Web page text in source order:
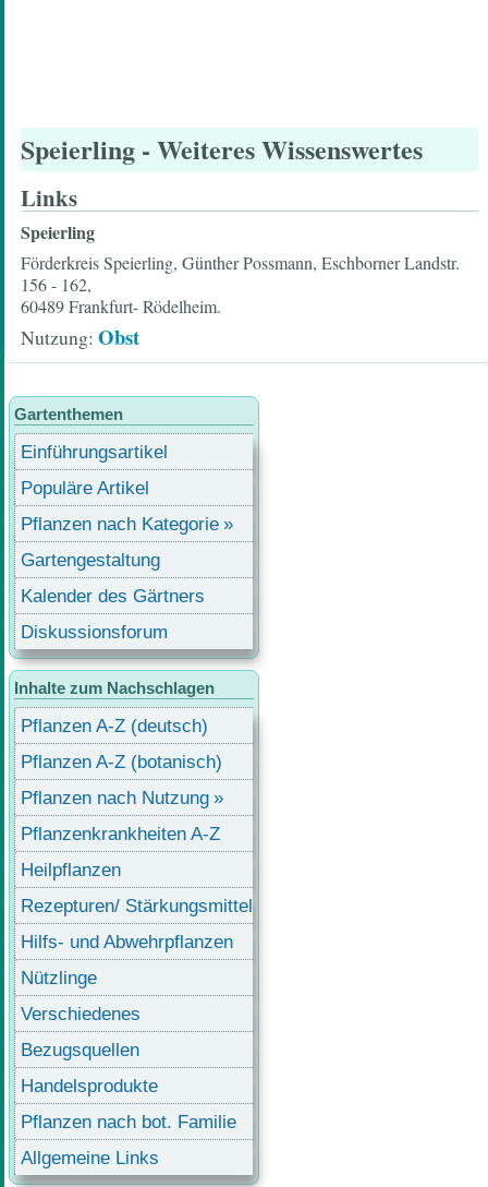
Speierling - Weiteres Wissenswertes
Links
Speierling
Förderkreis Speierling, Günther Possmann, Eschborner Landstr.
156 - 162,
60489 Frankfurt- Rödelheim.
Nutzung Obst
Gartenthemen
Einführungsartikel
Populäre Artikel
Pflanzen nach Kategorie
Gartengestaltung
Kalender des Gärtners
Diskussionsforum
Inhalte zum Nachschlagen
Pflanzen A-Z (deutsch)
Pflanzen A-Z (botanisch)
Pflanzen nach Nutzung
Pflanzenkrankheiten A-Z
Heilpflanzen
Rezepturen/ Stärkungsmittel
Hilfs- und Abwehrpflanzen
Nützlinge
Verschiedenes
Bezugsquellen
Handelsprodukte
Pflanzen nach bot. Familie
Allgemeine Links